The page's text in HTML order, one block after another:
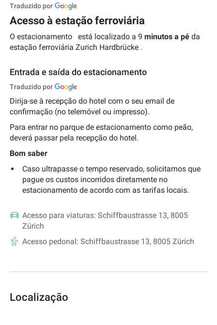
Traduzido por
Acesso à estação ferroviária
O estacionamento está localizado a 9 minutos a pé da
estação ferroviária Zurich Hardbrücke .
Entrada e saída do estacionamento
Traduzido por
Dirija-se à recepção do hotel com o seu email de
confirmação (no telemóvel ou impresso).
Para entrar no parque de estacionamento como peão,
deverá passar pela recepção do hotel.
Bom saber
Caso ultrapasse o tempo reservado, solicitamos que
pague os custos incorridos diretamente no
estacionamento de acordo com as tarifas locais.
Acesso para viaturas: Schiffbaustrasse 13, 8005
Zürich
Acesso pedonal: Schiffbaustrasse 13, 8005 Zürich
Localização